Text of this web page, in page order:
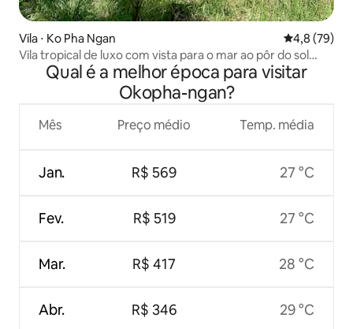
Vila ⋅ Ko Pha Ngan 4,8 de uma
4,8 (79)
Vila tropical de luxo com vista para o mar ao pôr do sol
BAAN YAO
Qual é a melhor época para visitar
Okopha-ngan?
Mês
Jan.
Fev.
Mar.
Abr.
Preço médio
R$ 569
R$ 519
R$ 417
R$ 346
Temp. média
27 °C
27 °C
28 °C
29 °C